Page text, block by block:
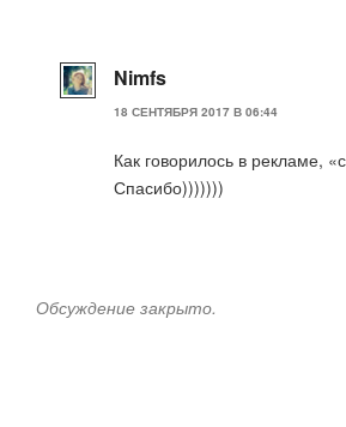
Nimfs
18 СЕНТЯБРЯ 2017 В 06:44
Как говорилось в рекламе,
Спасибо)))))))
Обсуждение закрыто.